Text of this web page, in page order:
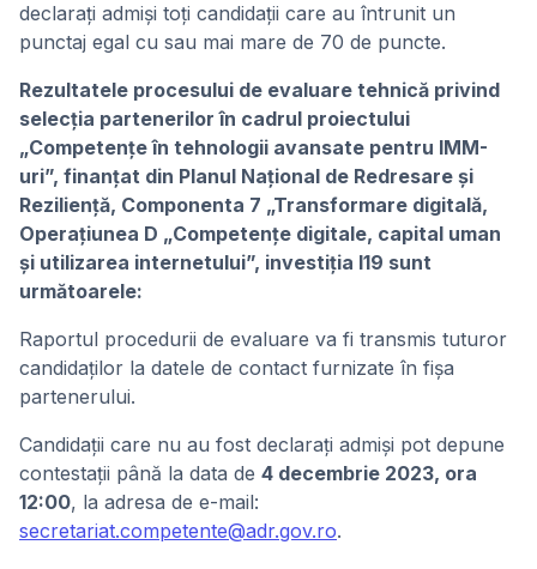
declarați admiși toți candidații care au întrunit un
punctaj egal cu sau mai mare de 70 de puncte.
Rezultatele procesului de evaluare tehnică privind
selecția partenerilor în cadrul proiectului
„Competențe în tehnologii avansate pentru IMM-
uri”, finanțat din Planul Național de Redresare și
Reziliență, Componenta 7 „Transformare digitală,
Operațiunea D „Competențe digitale, capital uman
și utilizarea internetului”, investiția I19 sunt
următoarele:
Raportul procedurii de evaluare va fi transmis tuturor
candidaților la datele de contact furnizate în fișa
partenerului.
Candidații care nu au fost declarați admiși pot depune
contestații până la data de 4 decembrie 2023, ora
12:00, la adresa de e-mail:
secretariat.competente@adr.gov.ro.